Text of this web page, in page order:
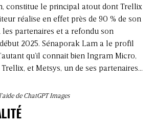
constitue le principal atout dont Trellix
réalise en effet près de 90 % de son
les partenaires et a refondu son
2025. Sénaporak Lam a le profil
qu’il connait bien Ingram Micro,
et Metsys, un de ses partenaires…
de ChatGPT Images